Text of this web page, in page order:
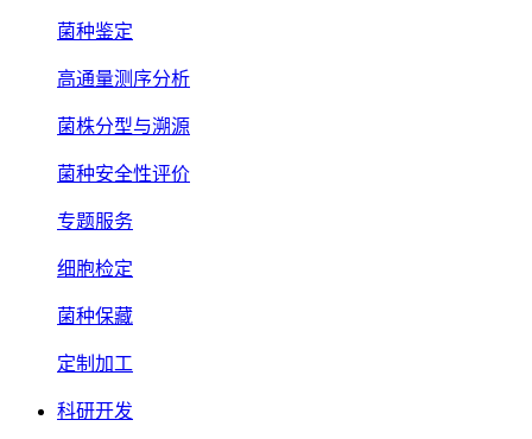
菌种鉴定
高通量测序分析
菌株分型与溯源
菌种安全性评价
专题服务
细胞检定
菌种保藏
定制加工
科研开发